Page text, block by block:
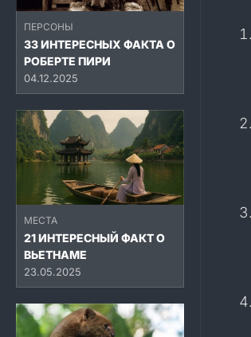
ПЕРСОНЫ
33 ИНТЕРЕСНЫХ ФАКТА О
РОБЕРТЕ ПИРИ
04.12.2025
МЕСТА
21 ИНТЕРЕСНЫЙ ФАКТ О
ВЬЕТНАМЕ
23.05.2025